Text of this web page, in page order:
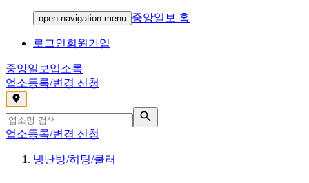
open navigation menu 중앙일보 홈
로그인회원가입
중앙일보 업소록
업소등록/변경 신청
,
업소등록/변경 신청
냉난방/히팅/쿨러